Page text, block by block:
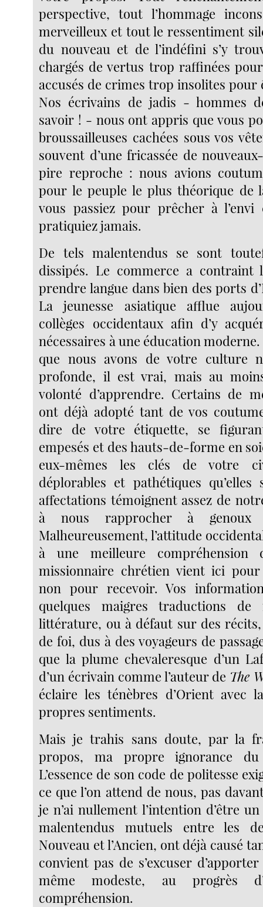
perspective, tout l’hommage
merveilleux et tout le ressentiment
du nouveau et de l’indéfini s’y
chargés de vertus trop raffinées
accusés de crimes trop insolites pour
Nos écrivains de jadis - hommes
savoir ! - nous ont appris que vous
broussailleuses cachées sous vos
souvent d’une fricassée de
pire reproche : nous avions
pour le peuple le plus théorique de
vous passiez pour prêcher à
pratiquiez jamais.
De tels malentendus se sont
dissipés. Le commerce a contraint
prendre langue dans bien des ports
La jeunesse asiatique afflue
collèges occidentaux afin d’y
nécessaires à une éducation
que nous avons de votre culture
profonde, il est vrai, mais au
volonté d’apprendre. Certains de
ont déjà adopté tant de vos
dire de votre étiquette, se
empesés et des hauts-de-forme en
eux-mêmes les clés de votre
déplorables et pathétiques
affectations témoignent assez de
à nous rapprocher à genoux
Malheureusement, l’attitude
à une meilleure compréhension
missionnaire chrétien vient ici
non pour recevoir. Vos
quelques maigres traductions de
littérature, ou à défaut sur des
de foi, dus à des voyageurs de
que la plume chevaleresque d’un
d’un écrivain comme l’auteur de The
éclaire les ténèbres d’Orient avec
propres sentiments.
Mais je trahis sans doute, par la
propos, ma propre ignorance
L’essence de son code de politesse
ce que l’on attend de nous, pas
je n’ai nullement l’intention d’être
malentendus mutuels entre les
Nouveau et l’Ancien, ont déjà causé
convient pas de s’excuser
même modeste, au progrès
compréhension.